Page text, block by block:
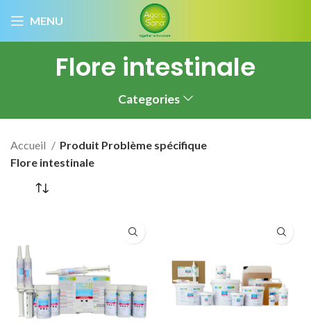
MENU
Flore intestinale
Categories
Accueil
Produit Problème spécifique
Flore intestinale